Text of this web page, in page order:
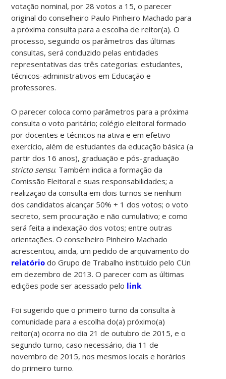
votação nominal, por 28 votos a 15, o parecer
original do conselheiro Paulo Pinheiro Machado para
a próxima consulta para a escolha de reitor(a). O
processo, seguindo os parâmetros das últimas
consultas, será conduzido pelas entidades
representativas das três categorias: estudantes,
técnicos-administrativos em Educação e
professores.
O parecer coloca como parâmetros para a próxima
consulta o voto paritário; colégio eleitoral formado
por docentes e técnicos na ativa e em efetivo
exercício, além de estudantes da educação básica (a
partir dos 16 anos), graduação e pós-graduação
stricto sensu. Também indica a formação da
Comissão Eleitoral e suas responsabilidades; a
realização da consulta em dois turnos se nenhum
dos candidatos alcançar 50% + 1 dos votos; o voto
secreto, sem procuração e não cumulativo; e como
será feita a indexação dos votos; entre outras
orientações. O conselheiro Pinheiro Machado
acrescentou, ainda, um pedido de arquivamento do
relatório do Grupo de Trabalho instituído pelo CUn
em dezembro de 2013. O parecer com as últimas
edições pode ser acessado pelo link.
Foi sugerido que o primeiro turno da consulta à
comunidade para a escolha do(a) próximo(a)
reitor(a) ocorra no dia 21 de outubro de 2015, e o
segundo turno, caso necessário, dia 11 de
novembro de 2015, nos mesmos locais e horários
do primeiro turno.